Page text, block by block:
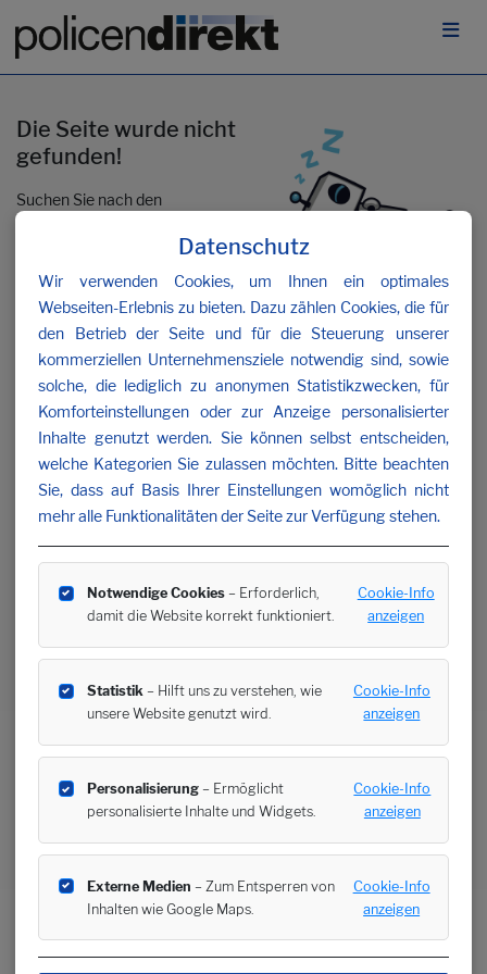
Die Seite wurde nicht
gefunden!
Suchen Sie nach den
Datenschutz
Wir verwenden Cookies, um Ihnen ein optimales
Webseiten-Erlebnis zu bieten. Dazu zählen Cookies, die für
den Betrieb der Seite und für die Steuerung unserer
kommerziellen Unternehmensziele notwendig sind, sowie
solche, die lediglich zu anonymen Statistikzwecken, für
Komforteinstellungen oder zur Anzeige personalisierter
Inhalte genutzt werden. Sie können selbst entscheiden,
welche Kategorien Sie zulassen möchten. Bitte beachten
Sie, dass auf Basis Ihrer Einstellungen womöglich nicht
mehr alle Funktionalitäten der Seite zur Verfügung stehen.
Notwendige Cookies– Erforderlich,
damit die Website korrekt funktioniert.
Cookie-Info
anzeigen
Statistik– Hilft uns zu verstehen, wie
unsere Website genutzt wird.
Cookie-Info
anzeigen
Personalisierung– Ermöglicht
personalisierte Inhalte und Widgets.
Cookie-Info
anzeigen
Externe Medien – Zum Entsperren von
Inhalten wie Google Maps.
Cookie-Info
anzeigen